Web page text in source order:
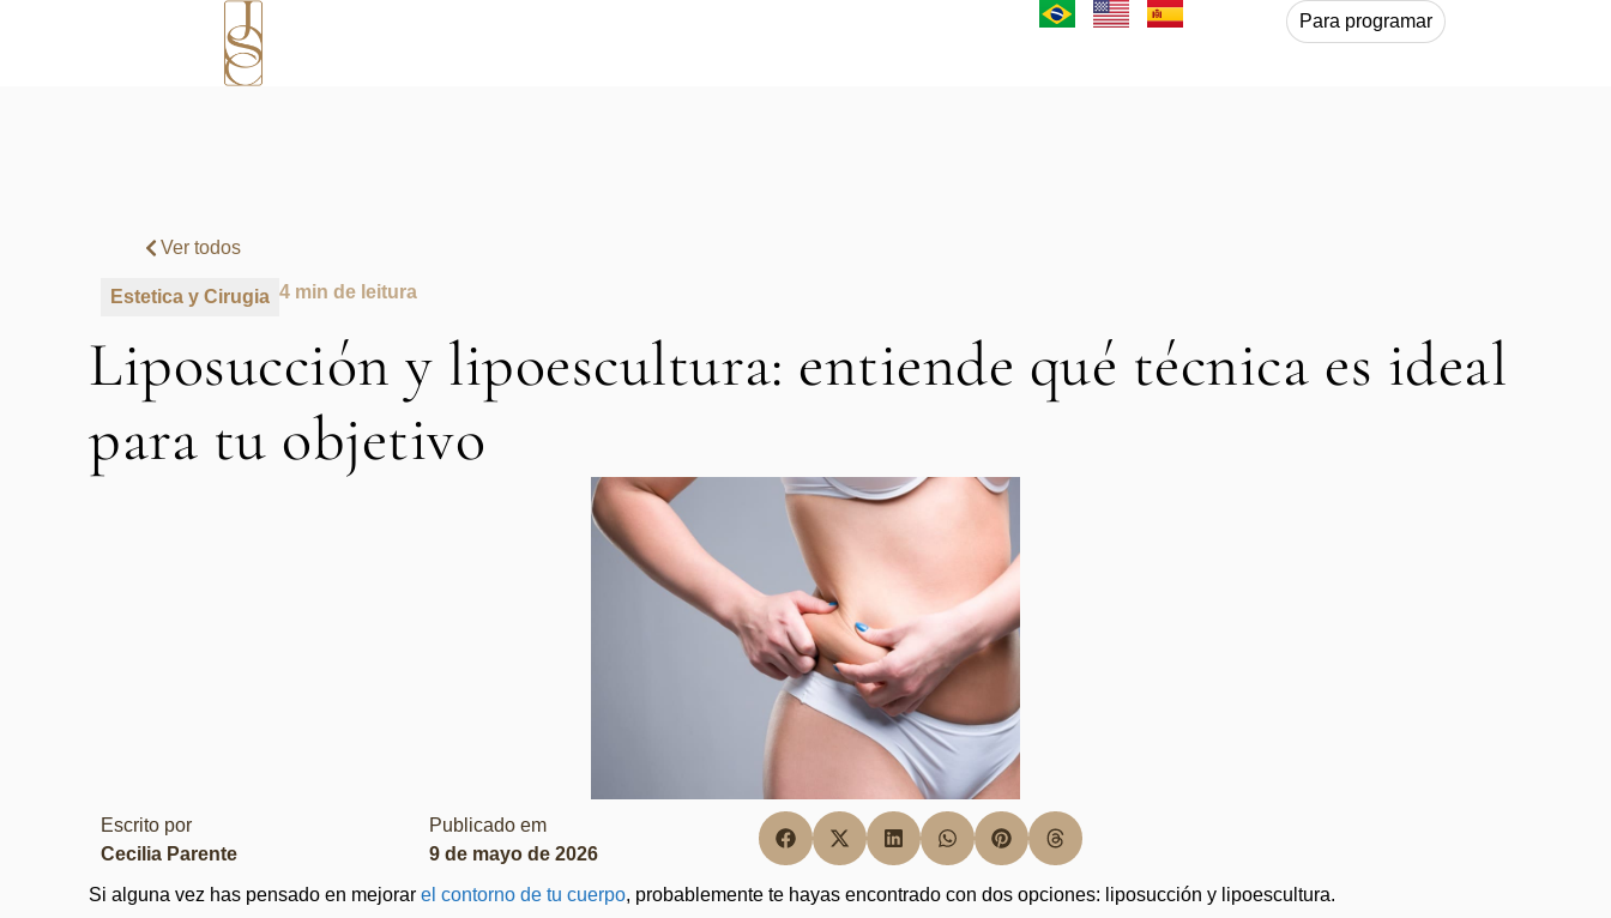
Para programar
Ver todos
Estetica y Cirugia 4 min de leitura
Liposucción y lipoescultura: entiende qué técnica es ideal
para tu objetivo
Escrito por
Cecilia Parente
Publicado em
9 de mayo de 2026
Si alguna vez has pensado en mejorar el contorno de tu cuerpo, probablemente te hayas encontrado con dos opciones: liposucción y lipoescultura.